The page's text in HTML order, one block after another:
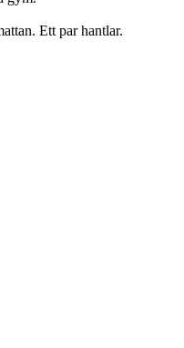
Ett par hantlar.